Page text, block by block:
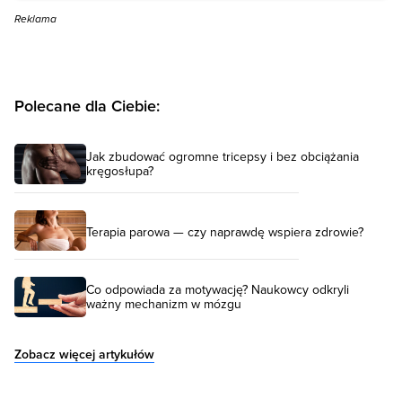
Reklama
Polecane dla Ciebie:
Jak zbudować ogromne tricepsy i bez obciążania
kręgosłupa?
Terapia parowa — czy naprawdę wspiera zdrowie?
Co odpowiada za motywację? Naukowcy odkryli
ważny mechanizm w mózgu
Zobacz więcej artykułów